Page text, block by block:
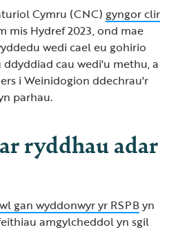
Cymru (CNC) gyngor clir
mis Hydref 2023, ond mae
wedi cael eu gohirio
cau wedi'u methu, a
i Weinidogion ddechrau'r
parhau.
ryddhau adar
gan wyddonwyr yr RSPByn
amgylcheddol yn sgil